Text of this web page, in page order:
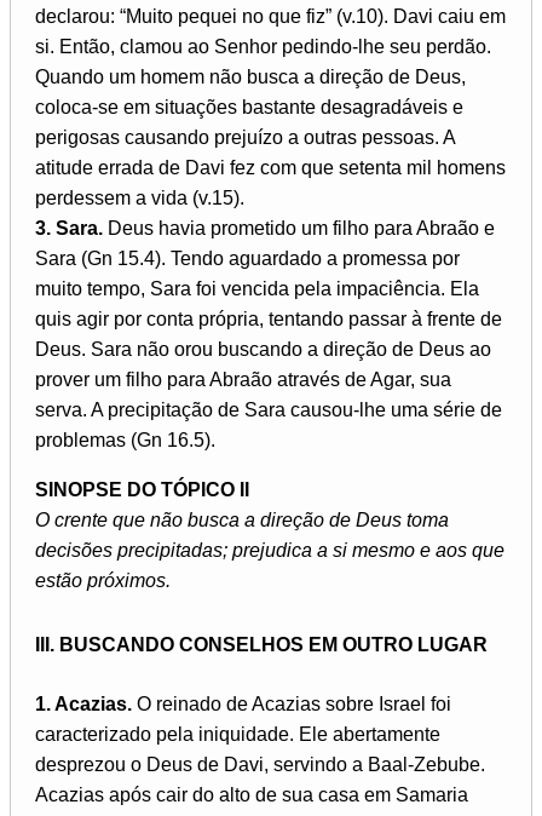
declarou: “Muito pequei no que fiz” (v.10). Davi caiu em
si. Então, clamou ao Senhor pedindo-lhe seu perdão.
Quando um homem não busca a direção de Deus,
coloca-se em situações bastante desagradáveis e
perigosas causando prejuízo a outras pessoas. A
atitude errada de Davi fez com que setenta mil homens
perdessem a vida (v.15).
3. Sara. Deus havia prometido um filho para Abraão e
Sara (Gn 15.4). Tendo aguardado a promessa por
muito tempo, Sara foi vencida pela impaciência. Ela
quis agir por conta própria, tentando passar à frente de
Deus. Sara não orou buscando a direção de Deus ao
prover um filho para Abraão através de Agar, sua
serva. A precipitação de Sara causou-lhe uma série de
problemas (Gn 16.5).
SINOPSE DO TÓPICO II
O crente que não busca a direção de Deus toma
decisões precipitadas; prejudica a si mesmo e aos que
estão próximos.
III. BUSCANDO CONSELHOS EM OUTRO LUGAR
1. Acazias. O reinado de Acazias sobre Israel foi
caracterizado pela iniquidade. Ele abertamente
desprezou o Deus de Davi, servindo a Baal-Zebube.
Acazias após cair do alto de sua casa em Samaria